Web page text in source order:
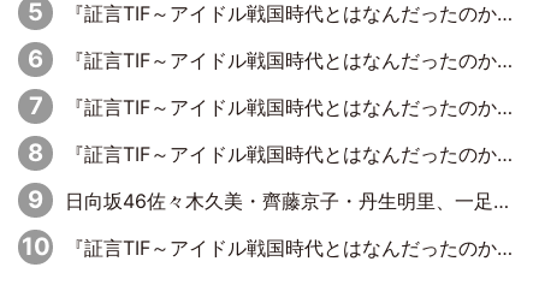
『証言TIF～アイドル戦国時代とはなんだったのか～』第8回：Negicco・Nao☆×Megu×Kaede「東京からオファーが来たのと、梨の皮剥きとどっちが大事なんだって」
『証言TIF～アイドル戦国時代とはなんだったのか～』第5回：元SUPER☆GiRLS・八坂沙織×宮崎理奈「パワープッシュアーティストみたいなのがあって、イトーヨーカドーさんがスポンサーについたり」
『証言TIF～アイドル戦国時代とはなんだったのか～』第2回【完全版】：元ぱすぽ☆・根岸愛×奥仲麻琴「……じつは、話はあったんですよ」復活宣言の約10カ月前に語っていた、再フライトの兆し
『証言TIF～アイドル戦国時代とはなんだったのか～』第7回：BiS・プー・ルイ×ミチバヤシリオ「誰もパンツは投げないですからね。でも、特に話題になった記憶もないです（笑）」
日向坂46佐々木久美・齊藤京子・丹生明里、一足お先に展覧会を見学
『証言TIF～アイドル戦国時代とはなんだったのか～』第1回：元アイドリング!!!・遠藤舞×森田涼花「ももクロを初めて見て、アイドリング!!!は無理だな、勝てないなって」